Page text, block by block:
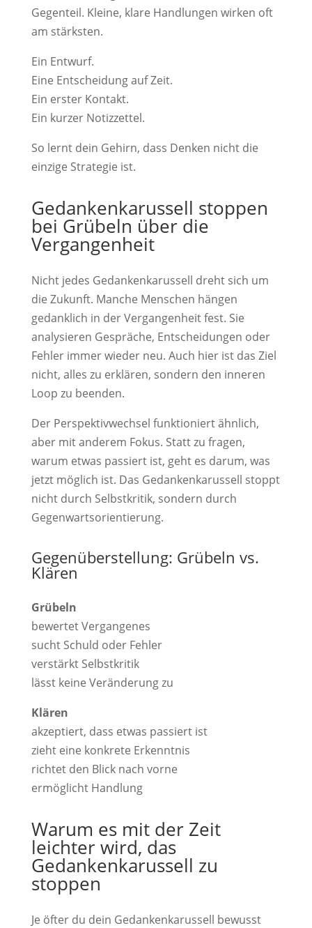
Gegenteil. Kleine, klare Handlungen wirken oft
am stärksten.
Ein Entwurf.
Eine Entscheidung auf Zeit.
Ein erster Kontakt.
Ein kurzer Notizzettel.
So lernt dein Gehirn, dass Denken nicht die
einzige Strategie ist.
Gedankenkarussell stoppen
bei Grübeln über die
Vergangenheit
Nicht jedes Gedankenkarussell dreht sich um
die Zukunft. Manche Menschen hängen
gedanklich in der Vergangenheit fest. Sie
analysieren Gespräche, Entscheidungen oder
Fehler immer wieder neu. Auch hier ist das Ziel
nicht, alles zu erklären, sondern den inneren
Loop zu beenden.
Der Perspektivwechsel funktioniert ähnlich,
aber mit anderem Fokus. Statt zu fragen,
warum etwas passiert ist, geht es darum, was
jetzt möglich ist. Das Gedankenkarussell stoppt
nicht durch Selbstkritik, sondern durch
Gegenwartsorientierung.
Gegenüberstellung: Grübeln vs.
Klären
Grübeln
bewertet Vergangenes
sucht Schuld oder Fehler
verstärkt Selbstkritik
lässt keine Veränderung zu
Klären
akzeptiert, dass etwas passiert ist
zieht eine konkrete Erkenntnis
richtet den Blick nach vorne
ermöglicht Handlung
Warum es mit der Zeit
leichter wird, das
Gedankenkarussell zu
stoppen
Je öfter du dein Gedankenkarussell bewusst